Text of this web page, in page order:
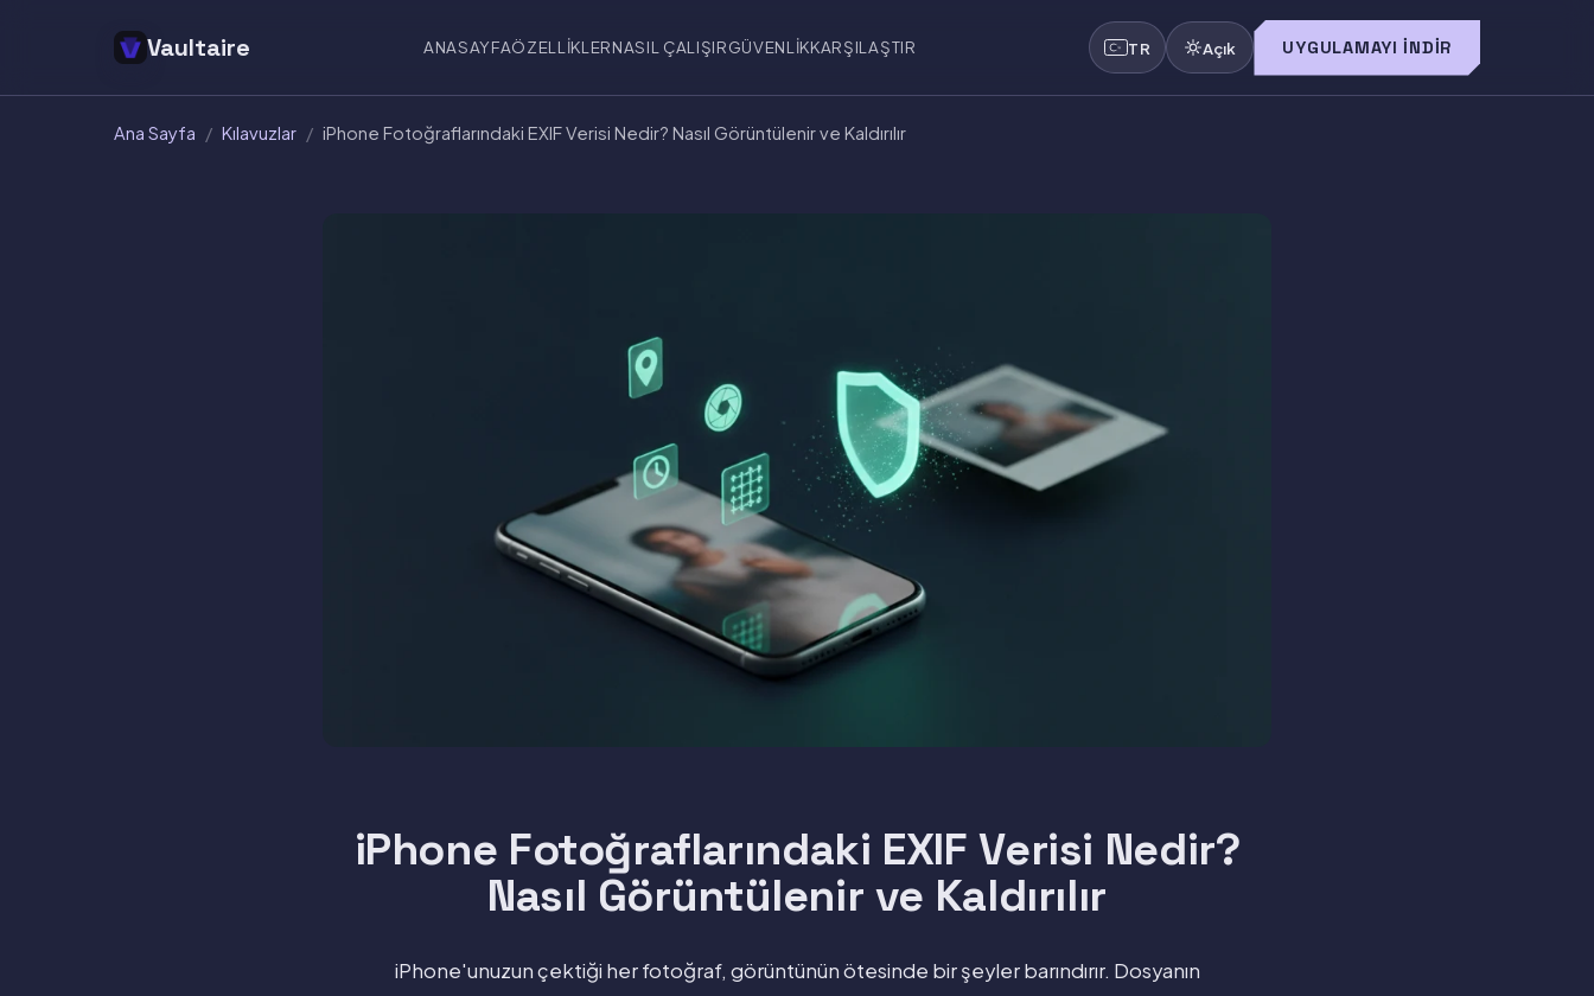
Vaultaire ANASAYFAÖZELLIKLERNASIL ÇALIŞIRGÜVENLIKKARŞILAŞTIR TR Açık UYGULAMAYI İNDIR
Ana Sayfa / Kılavuzlar / iPhone Fotoğraflarındaki EXIF Verisi Nedir? Nasıl Görüntülenir ve Kaldırılır
iPhone Fotoğraflarındaki EXIF Verisi Nedir?
Nasıl Görüntülenir ve Kaldırılır
iPhone'unuzun çektiği her fotoğraf, görüntünün ötesinde bir şeyler barındırır. Dosyanın